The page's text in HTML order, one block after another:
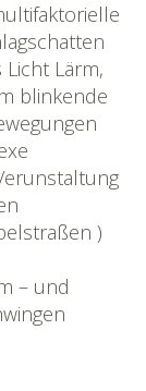
Lärm,
blinkende
)
– und